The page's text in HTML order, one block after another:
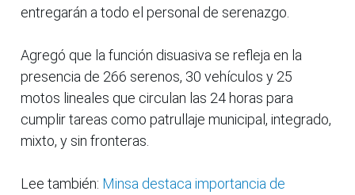
entregarán a todo el personal de serenazgo.
Agregó que la función disuasiva se refleja en la
presencia de 266 serenos, 30 vehículos y 25
motos lineales que circulan las 24 horas para
cumplir tareas como patrullaje municipal, integrado,
mixto, y sin fronteras.
Lee también: Minsa destaca importancia de